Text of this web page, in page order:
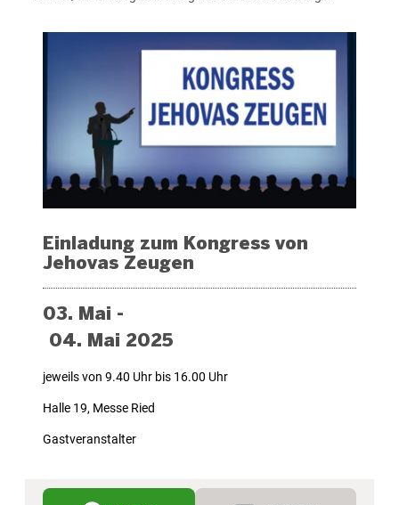
Einladung zum Kongress von
Jehovas Zeugen
03. Mai -
04. Mai 2025
jeweils von 9.40 Uhr bis 16.00 Uhr
Halle 19, Messe Ried
Gastveranstalter